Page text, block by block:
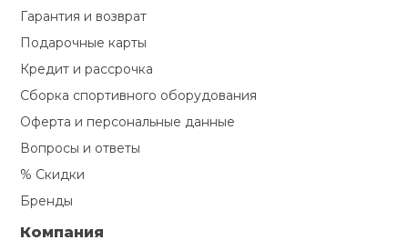
Гарантия и возврат
Подарочные карты
Кредит и рассрочка
Сборка спортивного оборудования
Оферта и персональные данные
Вопросы и ответы
% Скидки
Бренды
Компания